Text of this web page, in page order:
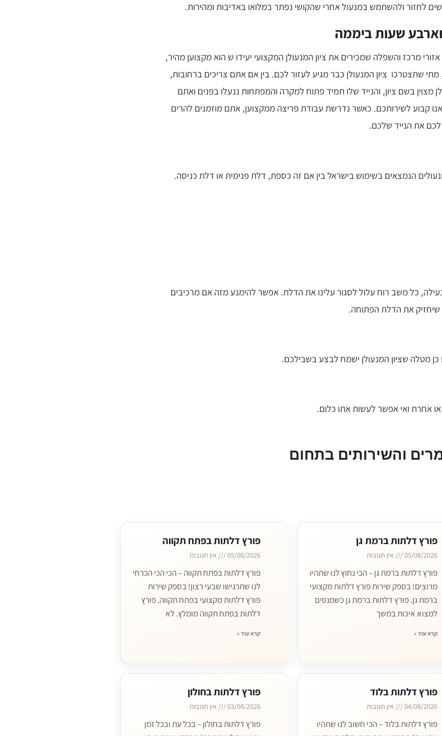
לחזור ולהשתמש במנעול אחרי שהקושי נפתר במלואו באדיבות ומהירות.
שעות ביממה
מרכז והשפלה שמכירים את ציון המנעולן המקצועי יעידו ש הוא מקצוען מהיר,
שתצטרכו ציון המנעולן כבר מגיע לעזור לכם. בין אם אתם צריכים ברחובות,
מצוין בשם ציון, והנייד שלו תמיד פתוח למקרה והמפתחות ננעלו בפנים ואתם
קבוע לשירותכם. כאשר נדרשת עבודת פריצה ממקצוען, אתם מוזמנים להרים
לכם את הנייד שלכם.
הנמצאים בשימוש בישראל בין אם זה כספת, דלת פנימית או דלת כניסה.
כל משב רוח עלול לסגור עלינו את הדלת. אפשר להימנע מזה אם מרכיבים
שיחזיק את הדלת הפתוחה.
מטלה שציון המנעולן ישמח לבצע בשבילכם.
אחרת ואי אפשר לעשות אתו כלום.
והשירותים בתחום
פורץ דלתות ברמת גן
05/08/2026 אין תגובות
פורץ דלתות ברמת גן – הכי נחוץ לנו שתהיו
מרוצים! בספק שירות פורץ דלתות מקצועי
ברמת גן. פורץ דלתות ברמת גן כשמנסים
למצוא איכות במשך
קרא עוד »
פורץ דלתות בפתח תקווה
05/08/2026 אין תגובות
פורץ דלתות בפתח תקווה – הכי הכי הכרחי
לנו שתרגישו שבעי רצון! בספק שירות
פורץ דלתות מקצועי בפתח תקווה. פורץ
דלתות בפתח תקווה מומלץ. לא
קרא עוד »
פורץ דלתות בלוד
04/08/2026 אין תגובות
פורץ דלתות בלוד – הכי חשוב לנו שתהיו
פורץ דלתות בחולון
03/08/2026 אין תגובות
פורץ דלתות בחולון – בכל עת ובכל זמן